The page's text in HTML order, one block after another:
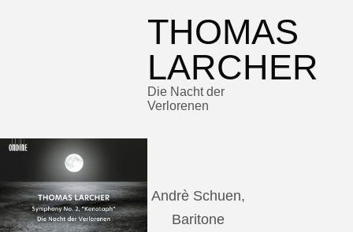
THOMAS
LARCHER
Die Nacht der
Verlorenen
Andrè Schuen,
Baritone